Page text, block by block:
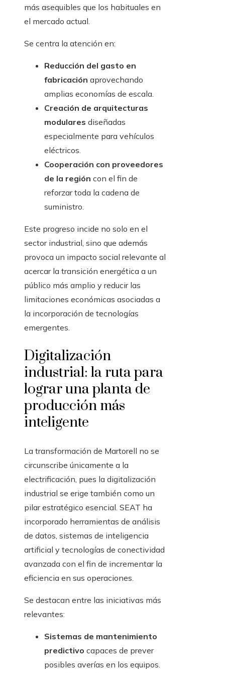
más asequibles que los habituales en
el mercado actual.
Se centra la atención en:
Reducción del gasto en
fabricación aprovechando
amplias economías de escala.
Creación de arquitecturas
modulares diseñadas
especialmente para vehículos
eléctricos.
Cooperación con proveedores
de la región con el fin de
reforzar toda la cadena de
suministro.
Este progreso incide no solo en el
sector industrial, sino que además
provoca un impacto social relevante al
acercar la transición energética a un
público más amplio y reducir las
limitaciones económicas asociadas a
la incorporación de tecnologías
emergentes.
Digitalización
industrial: la ruta para
lograr una planta de
producción más
inteligente
La transformación de Martorell no se
circunscribe únicamente a la
electrificación, pues la digitalización
industrial se erige también como un
pilar estratégico esencial. SEAT ha
incorporado herramientas de análisis
de datos, sistemas de inteligencia
artificial y tecnologías de conectividad
avanzada con el fin de incrementar la
eficiencia en sus operaciones.
Se destacan entre las iniciativas más
relevantes:
Sistemas de mantenimiento
predictivo capaces de prever
posibles averías en los equipos.